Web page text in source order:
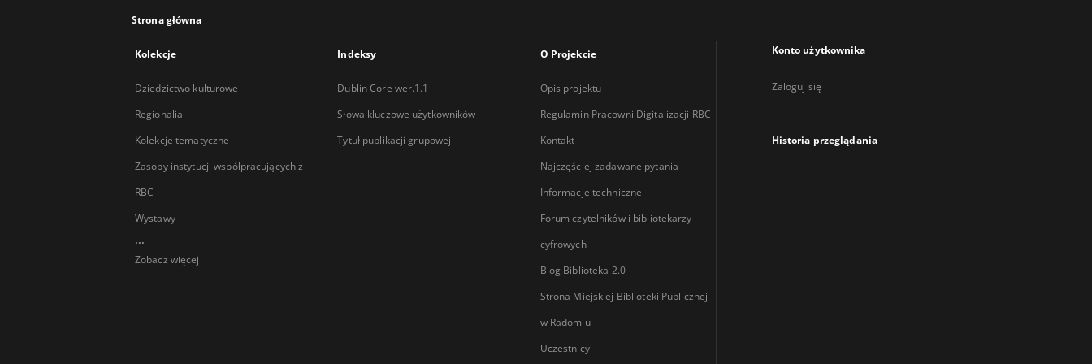
Strona główna
Kolekcje
Dziedzictwo kulturowe
Regionalia
Kolekcje tematyczne
Zasoby instytucji współpracujących z
RBC
Wystawy
...
Zobacz więcej
Indeksy
Dublin Core wer.1.1
Słowa kluczowe użytkowników
Tytuł publikacji grupowej
O Projekcie
Opis projektu
Regulamin Pracowni Digitalizacji RBC
Kontakt
Najczęściej zadawane pytania
Informacje techniczne
Forum czytelników i bibliotekarzy
cyfrowych
Blog Biblioteka 2.0
Strona Miejskiej Biblioteki Publicznej
w Radomiu
Uczestnicy
Konto użytkownika
Zaloguj się
Historia przeglądania